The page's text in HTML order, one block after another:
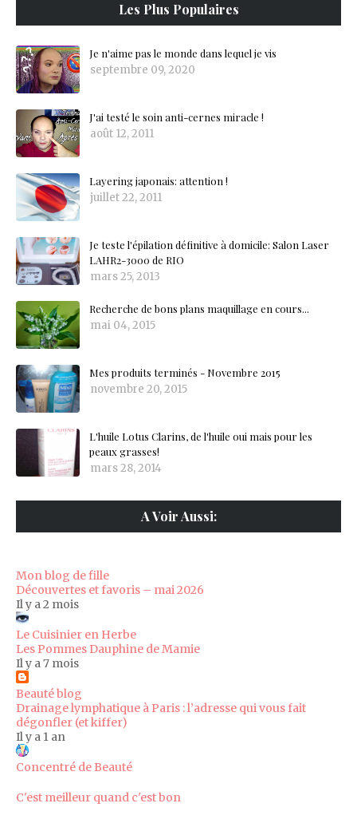
Les Plus Populaires
Je n'aime pas le monde dans lequel je vis
septembre 09, 2020
J'ai testé le soin anti-cernes miracle !
août 12, 2011
Layering japonais: attention !
juillet 22, 2011
Je teste l'épilation définitive à domicile: Salon Laser
LAHR2-3000 de RIO
mars 25, 2013
Recherche de bons plans maquillage en cours...
mai 04, 2015
Mes produits terminés - Novembre 2015
novembre 20, 2015
L'huile Lotus Clarins, de l'huile oui mais pour les
peaux grasses!
mars 28, 2014
A Voir Aussi:
Mon blog de fille
Découvertes et favoris – mai 2026
Il y a 2 mois
Le Cuisinier en Herbe
Les Pommes Dauphine de Mamie
Il y a 7 mois
Beauté blog
Drainage lymphatique à Paris : l’adresse qui vous fait
dégonfler (et kiffer)
Il y a 1 an
Concentré de Beauté
C'est meilleur quand c'est bon